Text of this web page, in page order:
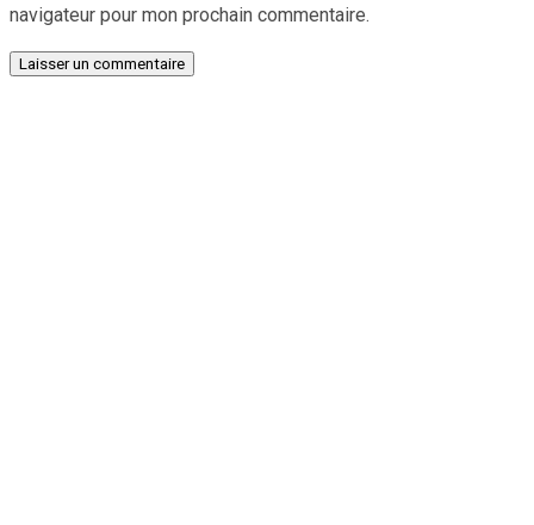
navigateur pour mon prochain commentaire.